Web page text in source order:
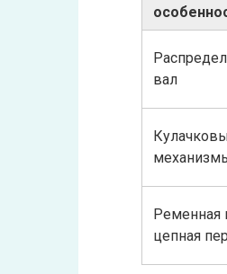
вал
Ременная
цепная